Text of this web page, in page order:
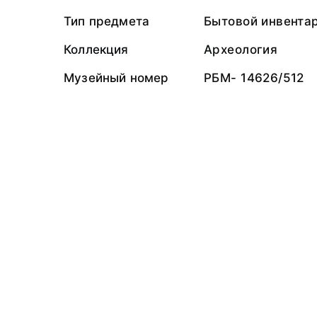
Тип предмета
Бытовой
Коллекция
Археология
Музейный номер
РБМ- 14626/512